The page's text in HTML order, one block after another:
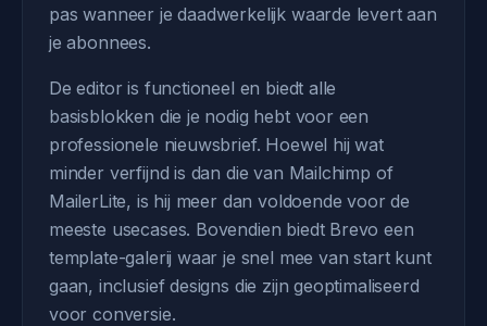
pas wanneer je daadwerkelijk waarde levert aan
je abonnees.
De editor is functioneel en biedt alle
basisblokken die je nodig hebt voor een
professionele nieuwsbrief. Hoewel hij wat
minder verfijnd is dan die van Mailchimp of
MailerLite, is hij meer dan voldoende voor de
meeste usecases. Bovendien biedt Brevo een
template-galerij waar je snel mee van start kunt
gaan, inclusief designs die zijn geoptimaliseerd
voor conversie.